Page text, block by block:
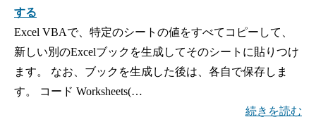
する
Excel VBAで、特定のシートの値をすべてコピーして、
新しい別のExcelブックを生成してそのシートに貼りつけ
ます。 なお、ブックを生成した後は、各自で保存しま
す。 コード Worksheets(…
続きを読む